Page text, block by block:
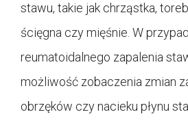
stawu, takie jak chrząstka,
ścięgna czy mięśnie. W
reumatoidalnego zapalenia
możliwość zobaczenia zmian
obrzęków czy nacieku płynu